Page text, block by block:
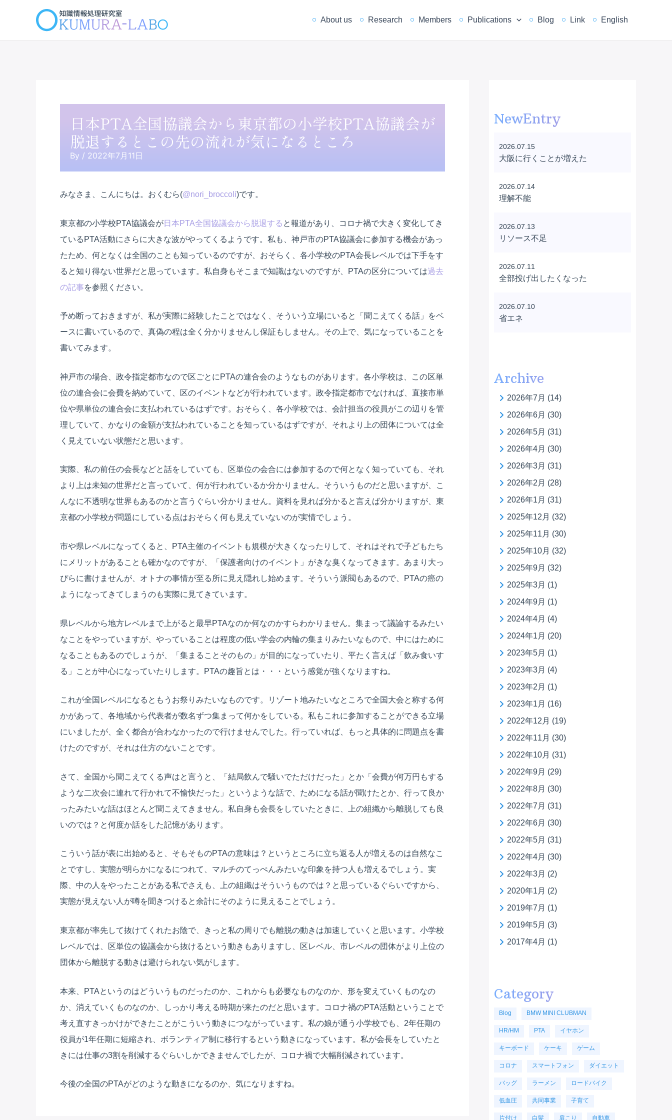
About us Research Members Publications Blog Link English
日本PTA全国協議会から東京都の小学校PTA協議会が
脱退するとこの先の流れが気になるところ
By / 2022年7月11日
みなさま、こんにちは。おくむら(@nori_broccoli)です。
東京都の小学校PTA協議会が日本PTA全国協議会から脱退する と報道があり、コロナ禍で大きく変化してき
ているPTA活動にさらに大きな波がやってくるようです。私も、神戸市のPTA協議会に参加する機会があっ
たため、何となくは全国のことも知っているのですが、おそらく、各小学校のPTA会長レベルでは下手をす
ると知り得ない世界だと思っています。私自身もそこまで知識はないのですが、PTAの区分については過去
の記事を参照ください。
予め断っておきますが、私が実際に経験したことではなく、そういう立場にいると「聞こえてくる話」をベ
ースに書いているので、真偽の程は全く分かりませんし保証もしません。その上で、気になっていることを
書いてみます。
神戸市の場合、政令指定都市なので区ごとにPTAの連合会のようなものがあります。各小学校は、この区単
位の連合会に会費を納めていて、区のイベントなどが行われています。政令指定都市でなければ、直接市単
位や県単位の連合会に支払われているはずです。おそらく、各小学校では、会計担当の役員がこの辺りを管
理していて、かなりの金額が支払われていることを知っているはずですが、それより上の団体については全
く見えていない状態だと思います。
実際、私の前任の会長などと話をしていても、区単位の会合には参加するので何となく知っていても、それ
より上は未知の世界だと言っていて、何が行われているか分かりません。そういうものだと思いますが、こ
んなに不透明な世界もあるのかと言うぐらい分かりません。資料を見れば分かると言えば分かりますが、東
京都の小学校が問題にしている点はおそらく何も見えていないのが実情でしょう。
市や県レベルになってくると、PTA主催のイベントも規模が大きくなったりして、それはそれで子どもたち
にメリットがあることも確かなのですが、「保護者向けのイベント」がきな臭くなってきます。あまり大っ
ぴらに書けませんが、オトナの事情が至る所に見え隠れし始めます。そういう派閥もあるので、PTAの癌の
ようになってきてしまうのも実際に見てきています。
県レベルから地方レベルまで上がると最早PTAなのか何なのかすらわかりません。集まって議論するみたい
なことをやっていますが、やっていることは程度の低い学会の内輪の集まりみたいなもので、中にはために
なることもあるのでしょうが、「集まることそのもの」が目的になっていたり、平たく言えば「飲み食いす
る」ことが中心になっていたりします。PTAの趣旨とは・・・という感覚が強くなりますね。
これが全国レベルになるともうお祭りみたいなものです。リゾート地みたいなところで全国大会と称する何
かがあって、各地域から代表者が数名ずつ集まって何かをしている。私もこれに参加することができる立場
にいましたが、全く都合が合わなかったので行けませんでした。行っていれば、もっと具体的に問題点を書
けたのですが、それは仕方のないことです。
さて、全国から聞こえてくる声はと言うと、「結局飲んで騒いでただけだった」とか「会費が何万円もする
ような二次会に連れて行かれて不愉快だった」というような話で、ためになる話が聞けたとか、行って良か
ったみたいな話はほとんど聞こえてきません。私自身も会長をしていたときに、上の組織から離脱しても良
いのでは？と何度か話をした記憶があります。
こういう話が表に出始めると、そもそものPTAの意味は？というところに立ち返る人が増えるのは自然なこ
とですし、実態が明らかになるにつれて、マルチのてっぺんみたいな印象を持つ人も増えるでしょう。実
際、中の人をやったことがある私でさえも、上の組織はそういうものでは？と思っているぐらいですから、
実態が見えない人が噂を聞きつけると余計にそのように見えることでしょう。
東京都が率先して抜けてくれたお陰で、きっと私の周りでも離脱の動きは加速していくと思います。小学校
レベルでは、区単位の協議会から抜けるという動きもありますし、区レベル、市レベルの団体がより上位の
団体から離脱する動きは避けられない気がします。
本来、PTAというのはどういうものだったのか、これからも必要なものなのか、形を変えていくものなの
か、消えていくものなのか、しっかり考える時期が来たのだと思います。コロナ禍のPTA活動ということで
考え直すきっかけができたことがこういう動きにつながっています。私の娘が通う小学校でも、2年任期の
役員が1年任期に短縮され、ボランティア制に移行するという動きになっています。私が会長をしていたと
きには仕事の3割を削減するぐらいしかできませんでしたが、コロナ禍で大幅削減されています。
今後の全国のPTAがどのような動きになるのか、気になりますね。
NewEntry
2026.07.15
大阪に行くことが増えた
2026.07.14
理解不能
2026.07.13
リソース不足
2026.07.11
全部投げ出したくなった
2026.07.10
省エネ
Archive
2026年7月 (14)
2026年6月 (30)
2026年5月 (31)
2026年4月 (30)
2026年3月 (31)
2026年2月 (28)
2026年1月 (31)
2025年12月 (32)
2025年11月 (30)
2025年10月 (32)
2025年9月 (32)
2025年3月 (1)
2024年9月 (1)
2024年4月 (4)
2024年1月 (20)
2023年5月 (1)
2023年3月 (4)
2023年2月 (1)
2023年1月 (16)
2022年12月 (19)
2022年11月 (30)
2022年10月 (31)
2022年9月 (29)
2022年8月 (30)
2022年7月 (31)
2022年6月 (30)
2022年5月 (31)
2022年4月 (30)
2022年3月 (2)
2020年1月 (2)
2019年7月 (1)
2019年5月 (3)
2017年4月 (1)
Category
Blog BMW MINI CLUBMAN
HR/HM PTA イヤホン
キーボード ケーキ ゲーム
コロナ スマートフォン ダイエット
バッグ ラーメン ロードバイク
低血圧 共同事業 子育て
片付け 白髪 肩こり 自動車